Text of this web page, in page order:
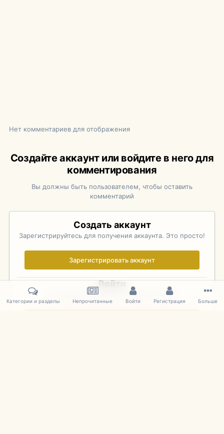
Нет комментариев для отображения
Создайте аккаунт или войдите в него для
комментирования
Вы должны быть пользователем, чтобы оставить
комментарий
Создать аккаунт
Зарегистрируйтесь для получения аккаунта. Это просто!
Зарегистрировать аккаунт
Войти
Уже зарегистрированы? Войдите здесь.
Категории и разделы Непрочитанные Войти Регистрация Больше